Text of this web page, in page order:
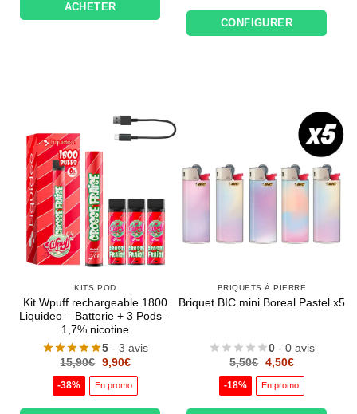
ACHETER
CONFIGURER
KITS POD
Kit Wpuff rechargeable 1800
Liquideo – Batterie + 3 Pods –
1,7% nicotine
5 - 3 avis
15,90€ Le
initial
était :
9,90€Le
actuel
est :
-38% En promo
BRIQUETS À PIERRE
Briquet BIC mini Boreal Pastel x5
0 - 0 avis
5,50€ Le
initial
était :
4,50€Le
actuel
est :
-18% En promo